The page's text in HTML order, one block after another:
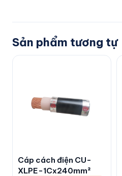
Sản phẩm tương tự
Cáp cách điện CU-
XLPE-1Cx240mm²